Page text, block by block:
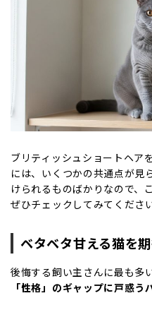
ブリティッシュショートヘア
には、いくつかの共通点が見
けられるものばかりなので、
ぜひチェックしてみてください
ベタベタ甘える猫を
後悔する飼い主さんに最も多
「性格」のギャップに戸惑う